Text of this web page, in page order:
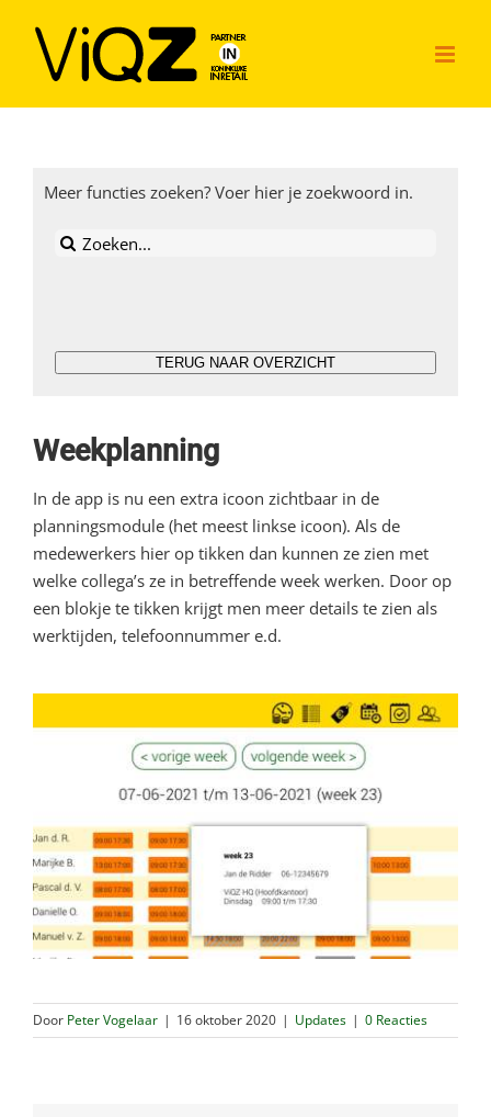
inhoud
Meer functies zoeken? Voer hier je zoekwoord in.
Zoeken
TERUG NAAR OVERZICHT
Weekplanning
In de app is nu een extra icoon zichtbaar in de
planningsmodule (het meest linkse icoon). Als de
medewerkers hier op tikken dan kunnen ze zien met
welke collega’s ze in betreffende week werken. Door op
een blokje te tikken krijgt men meer details te zien als
werktijden, telefoonnummer e.d.
Door Peter Vogelaar | 16 oktober 2020 | Updates | 0 Reacties